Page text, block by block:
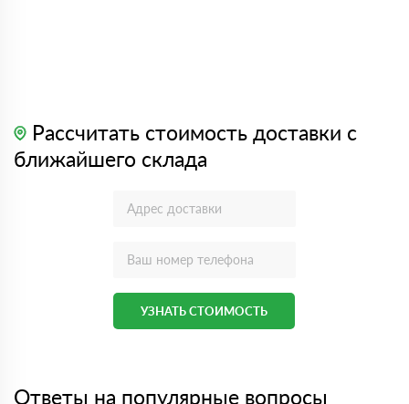
Рассчитать стоимость доставки с
ближайшего склада
УЗНАТЬ СТОИМОСТЬ
Ответы на популярные вопросы